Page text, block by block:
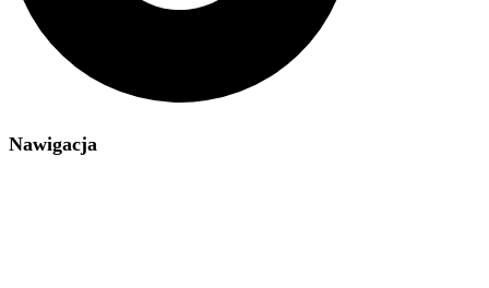
Nawigacja